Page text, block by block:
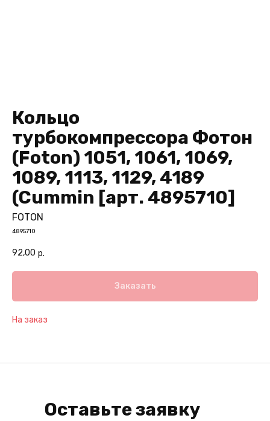
Кольцо
турбокомпрессора Фотон
(Foton) 1051, 1061, 1069,
1089, 1113, 1129, 4189
(Cummin [арт. 4895710]
FOTON
4895710
92,00 р.
Заказать
На заказ
Оставьте заявку